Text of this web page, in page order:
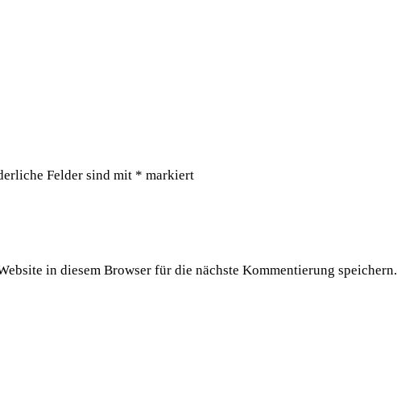
Felder sind mit * markiert
in diesem Browser für die nächste Kommentierung speichern.